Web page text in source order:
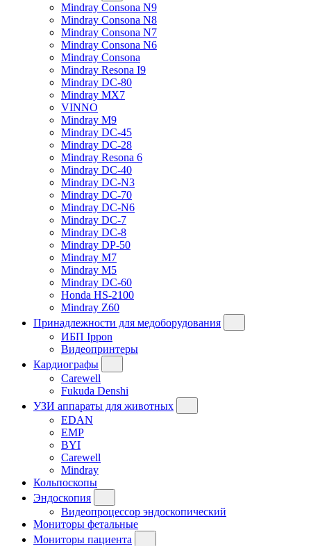
Mindray Consona N9
Mindray Consona N8
Mindray Consona N7
Mindray Consona N6
Mindray Consona
Mindray Resona I9
Mindray DC-80
Mindray MX7
VINNO
Mindray M9
Mindray DC-45
Mindray DC-28
Mindray Resona 6
Mindray DC-40
Mindray DC-N3
Mindray DC-70
Mindray DC-N6
Mindray DC-7
Mindray DC-8
Mindray DP-50
Mindray M7
Mindray M5
Mindray DC-60
Honda HS-2100
Mindray Z60
Принадлежности для медоборудования
ИБП Ippon
Видеопринтеры
Кардиографы
Carewell
Fukuda Denshi
УЗИ аппараты для животных
EDAN
EMP
BYI
Carewell
Mindray
Кольпоскопы
Эндоскопия
Видеопроцессор эндоскопический
Мониторы фетальные
Мониторы пациента